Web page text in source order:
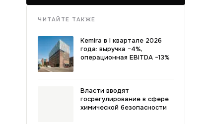
ЧИТАЙТЕ ТАКЖЕ
Kemira в I квартале 2026
года: выручка −4%,
операционная EBITDA −13%
Власти вводят
госрегулирование в сфере
химической безопасности